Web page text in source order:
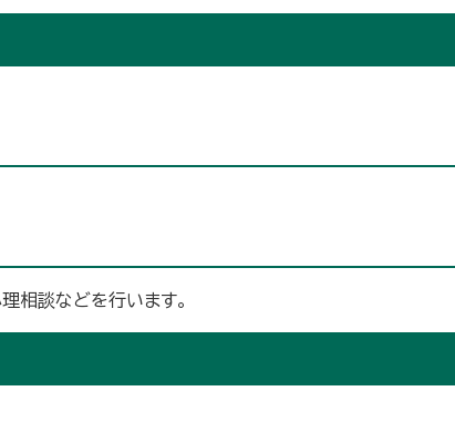
理相談などを行います。